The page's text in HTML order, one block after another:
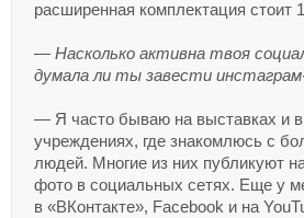
расширенная комплектация стоит
— Насколько активна твоя
думала ли ты завести
— Я часто бываю на выставках и в
учреждениях, где знакомлюсь с
людей. Многие из них публикуют
фото в социальных сетях. Еще у
в «ВКонтакте», Facebook и на